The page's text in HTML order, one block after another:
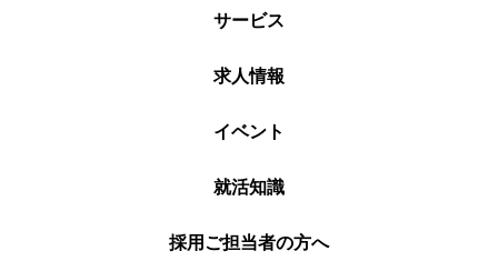
サービス
求人情報
イベント
就活知識
採用ご担当者の方へ